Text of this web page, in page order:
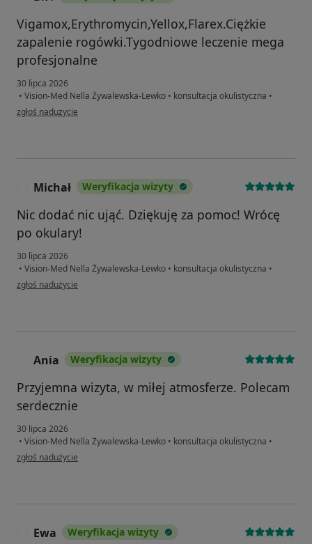
Vigamox,Erythromycin,Yellox,Flarex.Ciężkie
zapalenie rogówki.Tygodniowe leczenie mega
profesjonalne
30 lipca 2026
• Vision-Med Nella Żywalewska-Lewko • konsultacja okulistyczna •
w opinii użytkownika B.F.
zgłoś nadużycie
Michał Weryfikacja wizyty
Nic dodać nic ująć. Dziękuję za pomoc! Wrócę
po okulary!
30 lipca 2026
• Vision-Med Nella Żywalewska-Lewko • konsultacja okulistyczna •
w opinii użytkownika Michał
zgłoś nadużycie
Ania Weryfikacja wizyty
Przyjemna wizyta, w miłej atmosferze. Polecam
serdecznie
30 lipca 2026
• Vision-Med Nella Żywalewska-Lewko • konsultacja okulistyczna •
w opinii użytkownika Ania
zgłoś nadużycie
Ewa Weryfikacja wizyty